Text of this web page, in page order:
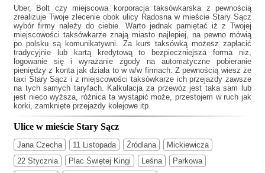
Uber, Bolt czy miejscowa korporacja taksówkarska z pewnością
zrealizuje Twoje zlecenie obok ulicy Radosna w mieście Stary Sącz
wybór firmy należy do ciebie. Warto jednak pamiętać iż z Twojej
miejscowości taksówkarze znają miasto najlepiej, na pewno mówią
po polsku są komunikatywni. Za kurs taksówką możesz zapłacić
tradycyjnie lub kartą kredytową to bezpieczniejsza forma niż,
logowanie się i wyrażanie zgody na automatyczne pobieranie
pieniędzy z konta jak działa to w w/w firmach. Z pewnością wiesz że
taxi Stary Sącz i z miejscowości taksówkarze ich przejazdy zawsze
na tych samych taryfach. Kalkulacja za przewóz jest taka sam lub
jest nieco wyższa, różnica ta wystąpić może, przestojem w ruch jak
korki, zamknięte przejazdy kolejowe itp.
Ulice w mieście Stary Sącz
Jana Czecha 11 Listopada Źródlana
Mickiewicza
22 Stycznia
Plac Świętej Kingi Leśna
Parkowa